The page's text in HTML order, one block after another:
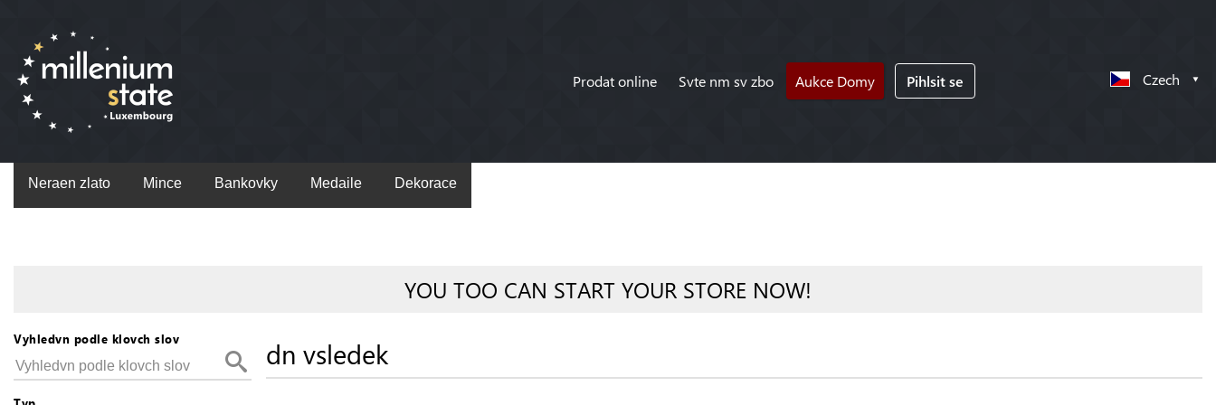
Prodat online Svte nm sv zbo Aukce Domy Pihlsit se Czech
Neraen zlato Mince Bankovky Medaile Dekorace
YOU TOO CAN START YOUR STORE NOW!
Vyhledvn podle klovch slov dn vsledek